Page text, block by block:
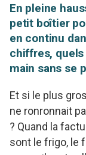
En pleine
petit boîtier
en continu
chiffres,
main sans se
Et si le plus
ne ronronnait
? Quand la
sont le frigo, le